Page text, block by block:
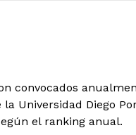
convocados
Universidad Diego
el ranking anual.